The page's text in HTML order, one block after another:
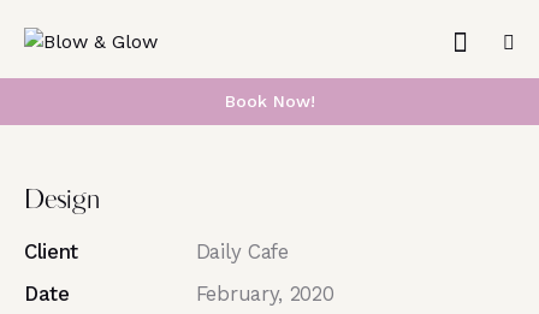
Book Now!
Design
Client
Daily Cafe
Date
February, 2020